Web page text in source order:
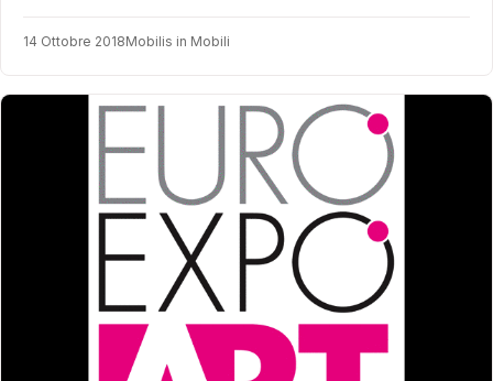
14 Ottobre 2018Mobilis in Mobili